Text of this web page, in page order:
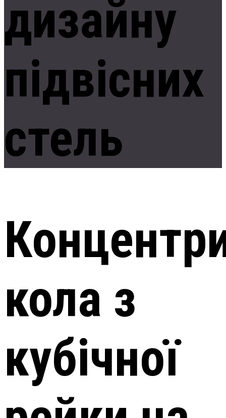
дизайну
підвісних
стель
кола з
кубічної